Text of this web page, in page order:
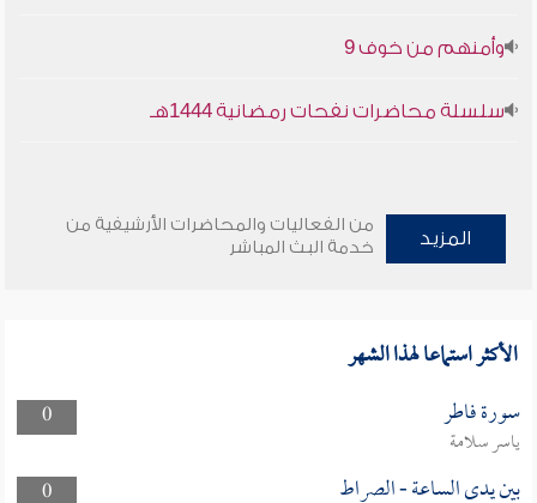
وأمنهم من خوف 9
سلسلة محاضرات نفحات رمضانية 1444هـ
المزيد
من الفعاليات والمحاضرات الأرشيفية من
خدمة البث المباشر
الأكثر استماعا لهذا الشهر
0 سورة فاطر
ياسر سلامة
0
بين يدى الساعة - الصراط